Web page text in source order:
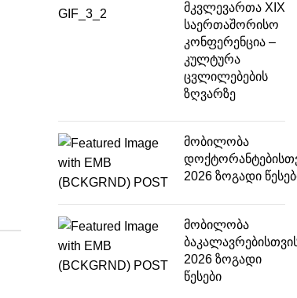
მკვლევართა XIX
საერთაშორისო
კონფერენცია –
კულტურა
ცვლილებების
ზღვარზე
მობილობა
2026 ზოგადი
მობილობა
2026 ზოგადი
წესები